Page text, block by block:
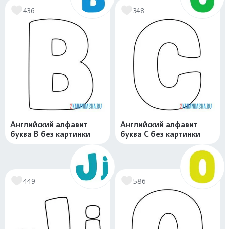
436
Английский алфавит
буква B без картинки
348
Английский алфавит
буква C без картинки
449 586